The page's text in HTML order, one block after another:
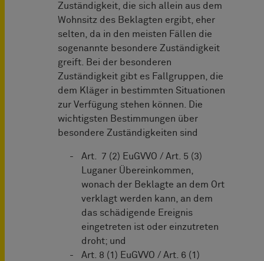
Zuständigkeit, die sich allein aus dem
Wohnsitz des Beklagten ergibt, eher
selten, da in den meisten Fällen die
sogenannte besondere Zuständigkeit
greift. Bei der besonderen
Zuständigkeit gibt es Fallgruppen, die
dem Kläger in bestimmten Situationen
zur Verfügung stehen können. Die
wichtigsten Bestimmungen über
besondere Zuständigkeiten sind
Art. 7 (2) EuGVVO / Art. 5 (3)
Luganer Übereinkommen,
wonach der Beklagte an dem Ort
verklagt werden kann, an dem
das schädigende Ereignis
eingetreten ist oder einzutreten
droht; und
Art. 8 (1) EuGVVO / Art. 6 (1)